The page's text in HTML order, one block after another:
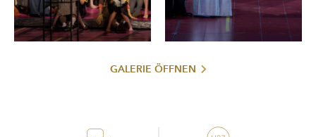
In Macbethgeht es um unsere Verwundbarkeit und unser
Bedürfnis zu glauben, damit wir das Unbekannte
bewältigen.
Eine solche Oper verlangt nicht nur außergewöhnliche
Shakespeares geschaffen hat, und unter der musikalischen
GALERIE ÖFFNEN